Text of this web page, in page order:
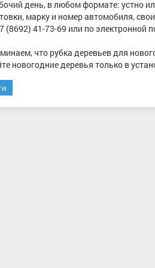
день, в любом формате: устно
марку и номер автомобиля,
(8692) 41-73-69 или по электронной
что рубка деревьев для
новогодние деревья только в